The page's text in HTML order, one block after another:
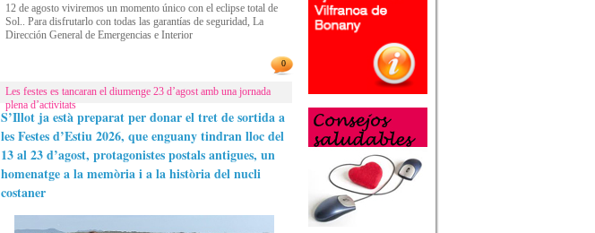
12 de agosto viviremos un momento único con el eclipse total de
Sol.. Para disfrutarlo con todas las garantías de seguridad, La
Dirección General de Emergencias e Interior
0
Les festes es tancaran el diumenge 23 d’agost amb una jornada
plena d’activitats
S’Illot ja està preparat per donar el tret de sortida a
les Festes d’Estiu 2026, que enguany tindran lloc del
13 al 23 d’agost, protagonistes postals antigues, un
homenatge a la memòria i a la història del nucli
costaner